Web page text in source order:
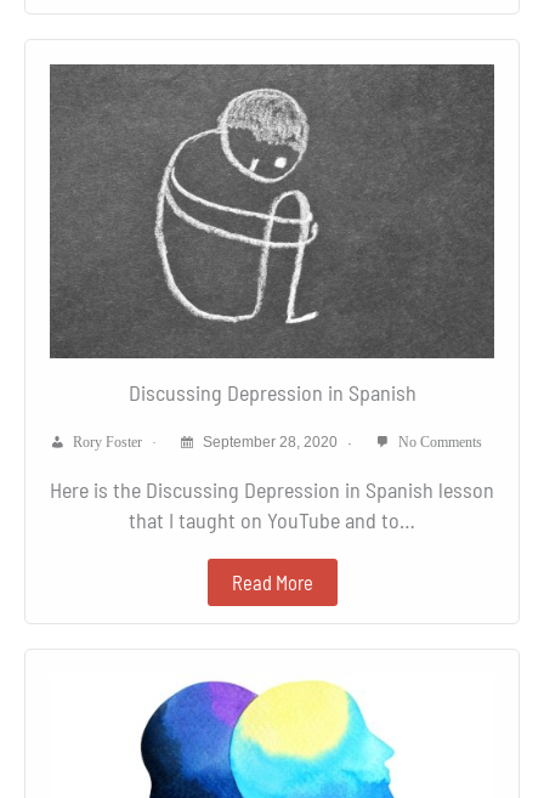
Discussing Depression in Spanish
Rory Foster September 28, 2020 No Comments
Here is the Discussing Depression in Spanish lesson
that I taught on YouTube and to…
Read More